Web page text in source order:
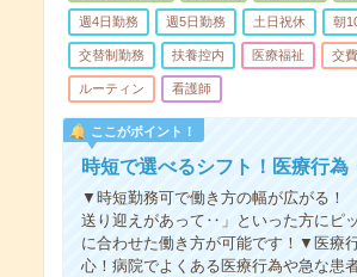
週4日勤務 週5日勤務 土日祝休 朝
交替制勤務 扶養控内 医療福祉 交
ルーティン 看護師
ここがポイント！
時短で選べるシフト！医療行為
▼時短勤務可で働き方の幅が広がる
送り迎えがあって‥」といった方にピ
に合わせた働き方が可能です！▼医療
心！病院でよくある医療行為や急な患